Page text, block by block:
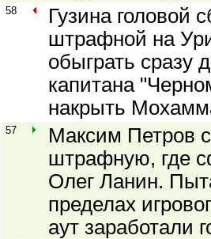
58
Гузина головой
штрафной на
обыграть сразу
капитана
накрыть
57
Максим Петров
штрафную, где
Олег Ланин.
пределах
аут заработали